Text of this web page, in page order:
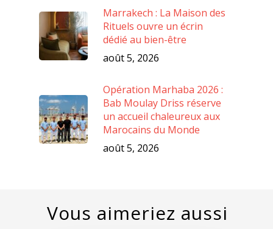
Marrakech : La Maison des
Rituels ouvre un écrin
dédié au bien-être
août 5, 2026
Opération Marhaba 2026 :
Bab Moulay Driss réserve
un accueil chaleureux aux
Marocains du Monde
août 5, 2026